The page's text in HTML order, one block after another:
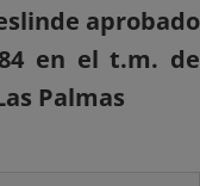
aprobado
en el t.m. de
Palmas